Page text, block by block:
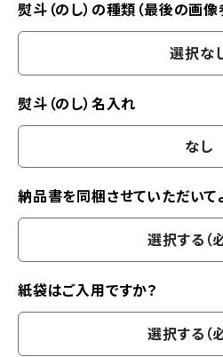
熨斗（のし）の種類（最後の画像
選択な
熨斗（のし）名入れ
なし
納品書を同梱させていただいて
選択する（
紙袋はご入用ですか？
選択する（